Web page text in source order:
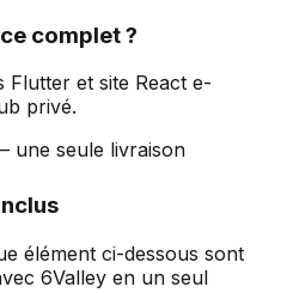
complet ?
et site React e-
privé.
une seule livraison
élément ci-dessous sont
6Valley en un seul